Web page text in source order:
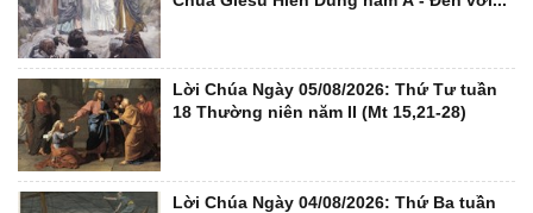
Lời Chúa Ngày 05/08/2026: Thứ Tư tuần
18 Thường niên năm II (Mt 15,21-28)
Lời Chúa Ngày 04/08/2026: Thứ Ba tuần